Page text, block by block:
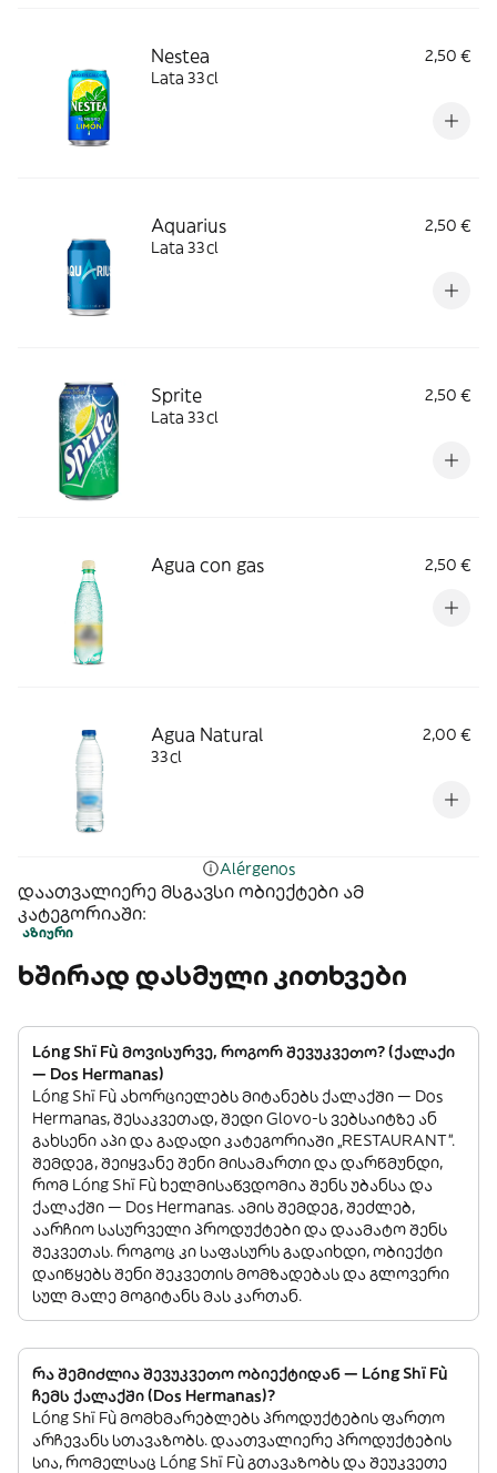
Nestea
2,50 €
Lata 33cl
Aquarius
2,50 €
Lata 33cl
Sprite
2,50 €
Lata 33cl
Agua con gas 2,50 €
Agua Natural
2,00 €
33cl
Alérgenos
დაათვალიერე მსგავსი ობიექტები ამ
კატეგორიაში:
აზიური
ხშირად დასმული კითხვები
Lóng Shï Fù მოვისურვე, როგორ შევუკვეთო? (ქალაქი
— Dos Hermanas)
Lóng Shï Fù ახორციელებს მიტანებს ქალაქში — Dos
Hermanas, შესაკვეთად, შედი Glovo-ს ვებსაიტზე ან
გახსენი აპი და გადადი კატეგორიაში „RESTAURANT”.
შემდეგ, შეიყვანე შენი მისამართი და დარწმუნდი,
რომ Lóng Shï Fù ხელმისაწვდომია შენს უბანსა და
ქალაქში — Dos Hermanas. ამის შემდეგ, შეძლებ,
აარჩიო სასურველი პროდუქტები და დაამატო შენს
შეკვეთას. როგოც კი საფასურს გადაიხდი, ობიექტი
დაიწყებს შენი შეკვეთის მომზადებას და გლოვერი
სულ მალე მოგიტანს მას კართან.
რა შემიძლია შევუკვეთო ობიექტიდან — Lóng Shï Fù
ჩემს ქალაქში (Dos Hermanas)?
Lóng Shï Fù მომხმარებლებს პროდუქტების ფართო
არჩევანს სთავაზობს. დაათვალიერე პროდუქტების
სია, რომელსაც Lóng Shï Fù გთავაზობს და შეუკვეთე